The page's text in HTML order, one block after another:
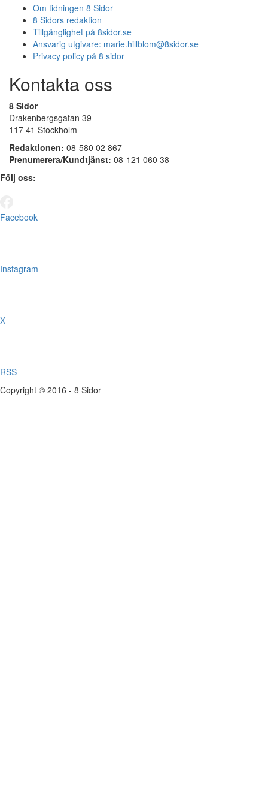
Om tidningen 8 Sidor
8 Sidors redaktion
Tillgänglighet på 8sidor.se
Ansvarig utgivare: marie.hillblom@8sidor.se
Privacy policy på 8 sidor
Kontakta oss
8 Sidor
Drakenbergsgatan 39
117 41 Stockholm
Redaktionen: 08-580 02 867
Prenumerera/Kundtjänst: 08-121 060 38
Följ oss:
Facebook
Instagram
X
RSS
Copyright © 2016 - 8 Sidor